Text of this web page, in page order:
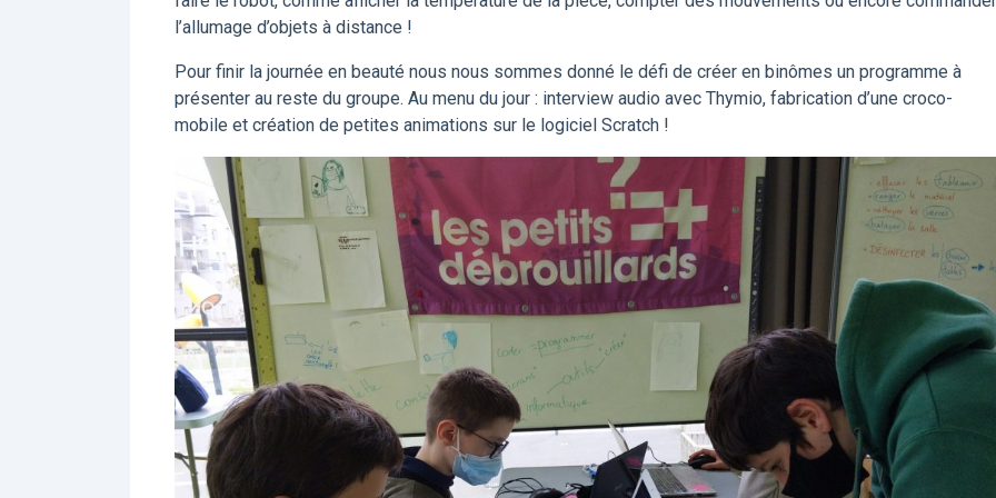
l’allumage d’objets à distance !
Pour finir la journée en beauté nous nous sommes donné le défi de créer en binômes un programme à
présenter au reste du groupe. Au menu du jour : interview audio avec Thymio, fabrication d’une croco-
mobile et création de petites animations sur le logiciel Scratch !